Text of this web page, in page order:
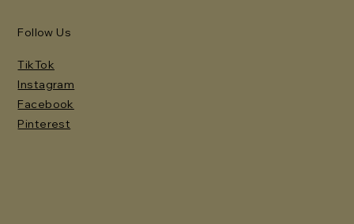
Follow Us
TikTok
Instagram
Facebook
Pinterest